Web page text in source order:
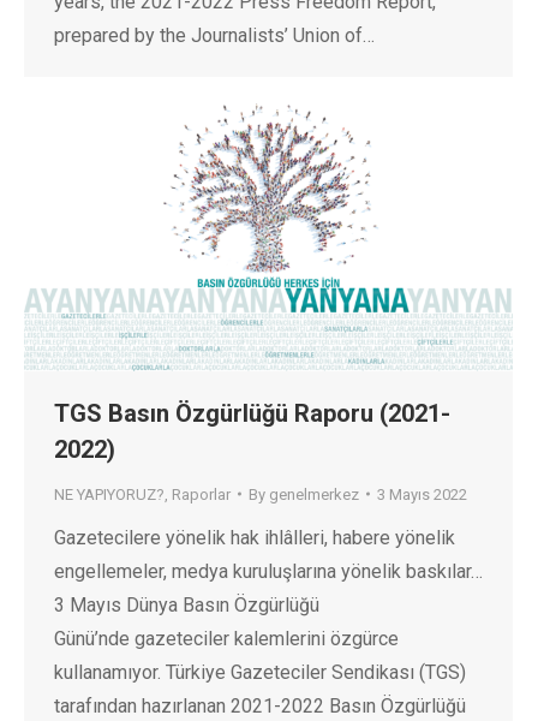
prepared by the Journalists’ Union of…
TGS Basın Özgürlüğü Raporu (2021-
2022)
NE YAPIYORUZ? Raporlar By genelmerkez 3 Mayıs 2022
Gazetecilere yönelik hak ihlâlleri, habere yönelik
engellemeler, medya kuruluşlarına yönelik baskılar…
3 Mayıs Dünya Basın Özgürlüğü
Günü’nde gazeteciler kalemlerini özgürce
kullanamıyor. Türkiye Gazeteciler Sendikası (TGS)
tarafından hazırlanan 2021-2022 Basın Özgürlüğü